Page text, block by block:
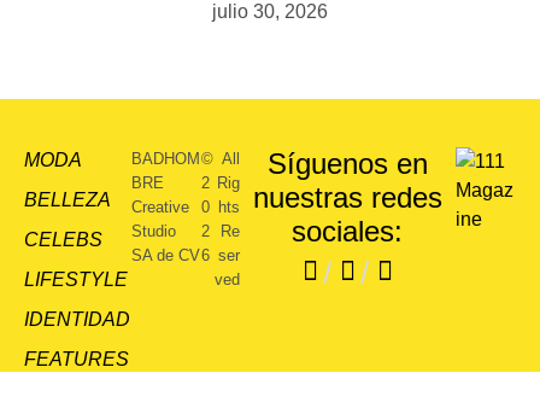
julio 30, 2026
MODA
BELLEZA
CELEBS
LIFESTYLE
IDENTIDAD
FEATURES
Síguenos en
nuestras redes
sociales:
/ /
BADHOM
BRE
Creative
Studio
SA de CV
©
2
0
2
6
All
Rig
hts
Re
ser
ved